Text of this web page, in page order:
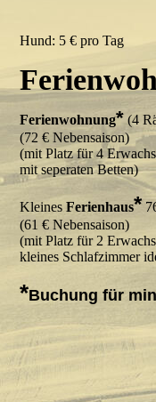
Hund: 5 € pro Tag
Ferienwohnung* (4
(72 € Nebensaison)
(mit Platz für 4
mit seperaten Betten)
KleinesFerienhaus*
(61 € Nebensaison)
(mit Platz für 2
kleines Schlafzimmer
*Buchung für